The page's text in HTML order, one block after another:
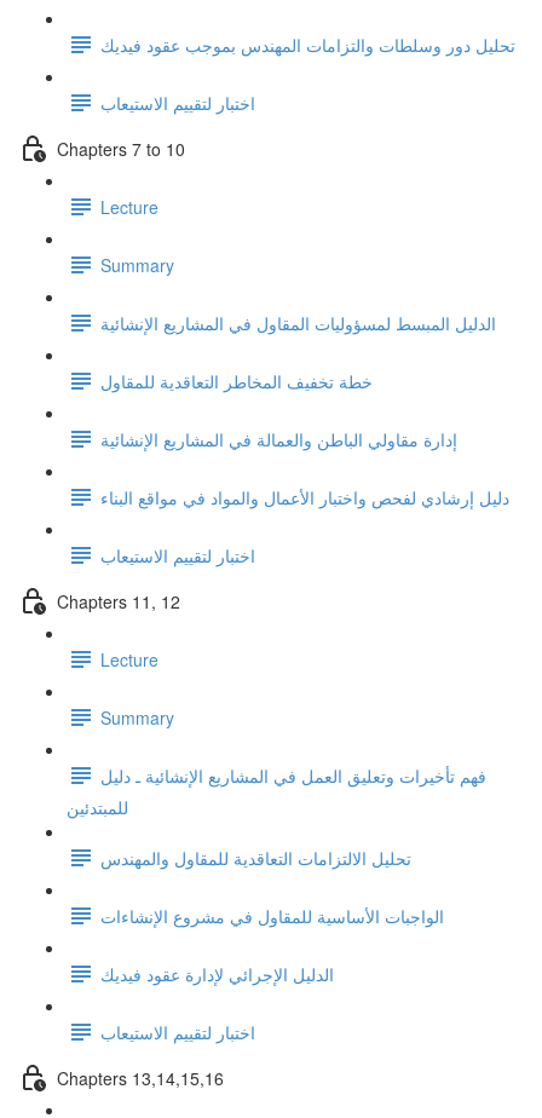
تحليل دور وسلطات والتزامات المهندس بموجب عقود فيديك
اختبار لتقييم الاستيعاب
Chapters 7 to 10
Lecture
Summary
الدليل المبسط لمسؤوليات المقاول في المشاريع الإنشائية
خطة تخفيف المخاطر التعاقدية للمقاول
إدارة مقاولي الباطن والعمالة في المشاريع الإنشائية
دليل إرشادي لفحص واختبار الأعمال والمواد في مواقع البناء
اختبار لتقييم الاستيعاب
Chapters 11, 12
Lecture
Summary
فهم تأخيرات وتعليق العمل في المشاريع الإنشائية ـ دليل
للمبتدئين
تحليل الالتزامات التعاقدية للمقاول والمهندس
الواجبات الأساسية للمقاول في مشروع الإنشاءات
الدليل الإجرائي لإدارة عقود فيديك
اختبار لتقييم الاستيعاب
Chapters 13,14,15,16